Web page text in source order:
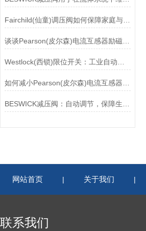
Fairchild(仙童)调压阀如何保障家庭与工业安全？
谈谈Pearson(皮尔森)电流互感器励磁特性试验的目的
网站首页 | 关于我们 |
联系我们